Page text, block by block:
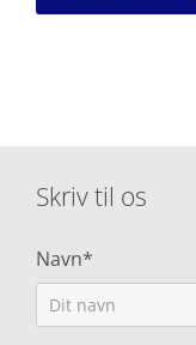
Skriv til os
Navn*